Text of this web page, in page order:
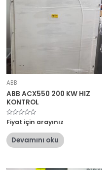
ABB
ABB ACX550 200 KW HIZ
KONTROL
5
üzerinden
oy
aldı
Fiyat için arayınız
Devamını oku